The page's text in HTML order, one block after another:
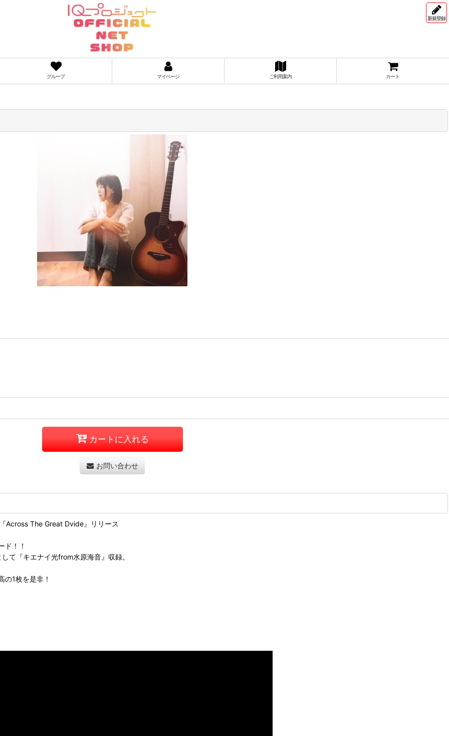
新規登録
グループ マイページ ご利用案内 カート
カートに入れる
お問い合わせ
Across The Great Dvide』リリース
ド！！
て『キエナイ光from水原海音』収録。
1枚を是非！